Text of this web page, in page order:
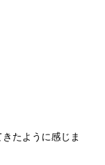
たように感じま